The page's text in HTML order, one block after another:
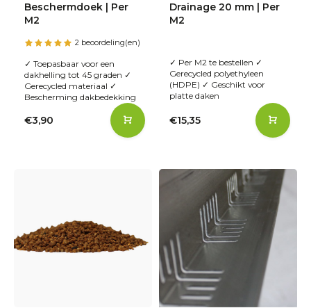
Beschermdoek | Per
M2
2 beoordeling(en)
✓ Toepasbaar voor een
dakhelling tot 45 graden ✓
Gerecycled materiaal ✓
Bescherming dakbedekking
€3,90
Drainage 20 mm | Per
M2
✓ Per M2 te bestellen ✓
Gerecycled polyethyleen
(HDPE) ✓ Geschikt voor
platte daken
€15,35